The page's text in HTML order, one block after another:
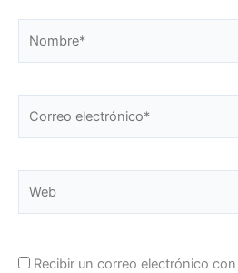
electrónico*
Recibir un correo electrónico